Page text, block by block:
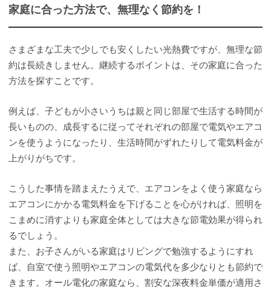
家庭に合った方法で、無理なく節約を！
さまざまな工夫で少しでも安くしたい光熱費ですが、無理な節
約は長続きしません。継続するポイントは、その家庭に合った
方法を探すことです。
例えば、子どもが小さいうちは親と同じ部屋で生活する時間が
長いものの、成長するに従ってそれぞれの部屋で電気やエアコ
ンを使うようになったり、生活時間がずれたりして電気料金が
上がりがちです。
こうした事情を踏まえたうえで、エアコンをよく使う家庭なら
エアコンにかかる電気料金を下げることを心がければ、照明を
こまめに消すよりも家庭全体としては大きな節電効果が得られ
るでしょう。
また、お子さんがいる家庭はリビングで勉強するようにすれ
ば、自室で使う照明やエアコンの電気代を多少なりとも節約で
きます。オール電化の家庭なら、割安な深夜料金単価が適用さ